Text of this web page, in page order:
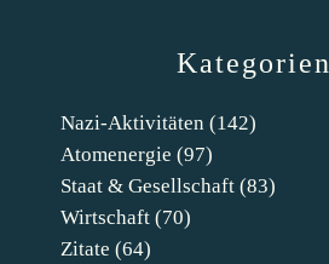
Kategorien
Nazi-Aktivitäten (142)
Atomenergie (97)
Staat & Gesellschaft (83)
Wirtschaft (70)
Zitate (64)